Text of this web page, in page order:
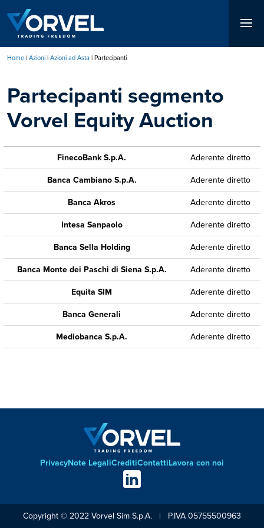
contenuto
principale
di
pane
Home Azioni Azioni ad Asta Partecipanti
Partecipanti segmento
Vorvel Equity Auction
FinecoBank S.p.A.
Aderente diretto
Banca Cambiano S.p.A.
Aderente diretto
Banca Akros
Aderente diretto
Intesa Sanpaolo
Aderente diretto
Banca Sella Holding
Aderente diretto
Banca Monte dei Paschi di Siena S.p.A.
Aderente diretto
Equita SIM
Aderente diretto
Banca Generali
Aderente diretto
Mediobanca S.p.A.
Aderente diretto
Footer
PrivacyNote LegaliCreditiContattiLavora con noi
Social
links
Copyright © 2022 Vorvel Sim S.p.A. | P.IVA 05755500963